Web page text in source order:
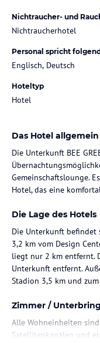
Nichtraucher- und
Nichtraucherhotel
Personal spricht
Englisch, Deutsch
Hoteltyp
Hotel
Das Hotel allgemein
Die Unterkunft BEE
Gemeinschaftslounge.
Hotel, das eine
Die Lage des Hotels
Die Unterkunft befindet
3,2 km vom Design
liegt nur 2 km entfernt.
Unterkunft entfernt.
Stadion 3,5 km und
Zimmer /
Alle Wohneinheiten
Satellitenkanälen und